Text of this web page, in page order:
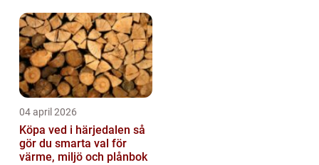
04 april 2026
Köpa ved i härjedalen så
gör du smarta val för
värme, miljö och plånbok